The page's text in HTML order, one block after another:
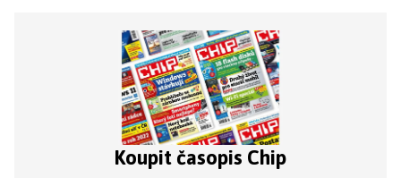
Koupit časopis Chip